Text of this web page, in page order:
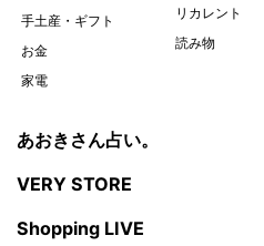
手土産・ギフト
お金
家電
リカレント
読み物
あおきさん占い。
VERY STORE
Shopping LIVE